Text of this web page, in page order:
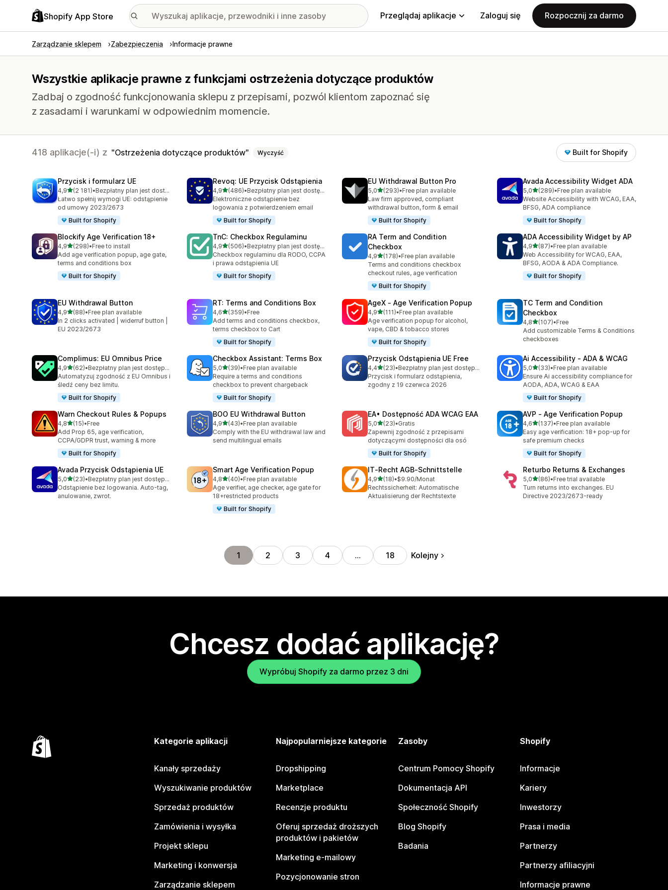
Shopify App Store Przeglądaj aplikacje Zaloguj się Rozpocznij za darmo
Zarządzanie sklepem Zabezpieczenia Informacje prawne
Wszystkie aplikacje prawne z funkcjami ostrzeżenia dotyczące produktów
Zadbaj o zgodność funkcjonowania sklepu z przepisami, pozwól klientom zapoznać się
z zasadami i warunkami w odpowiednim momencie.
418 aplikacje(-i) z Ostrzeżenia dotyczące produktów Wyczyść Built for Shopify
Przycisk i formularz UE
4,9na 5 gwiazdek
(2 181)
Łączna liczba recenzji: 2181
•
Bezpłatny plan jest dostępny
Łatwo spełnij wymogi UE: odstąpienie
od umowy 2023/2673
Built for Shopify
Revoq: UE Przycisk Odstąpienia
4,9na 5 gwiazdek
(486)
Łączna liczba recenzji: 486
•
Bezpłatny plan jest dostępny
Elektroniczne odstąpienie bez
logowania z potwierdzeniem email
Built for Shopify
EU Withdrawal Button Pro
5,0na 5 gwiazdek
(293)
Łączna liczba recenzji: 293
•Free plan available
Law firm approved, compliant
withdrawal button, form & email
Built for Shopify
Avada Accessibility Widget ADA
5,0na 5 gwiazdek
(289)
Łączna liczba recenzji: 289
•Free plan available
Website Accessibility with WCAG, EAA,
BFSG, ADA compliance
Built for Shopify
Blockify Age Verification 18+
4,9na 5 gwiazdek
(298)
Łączna liczba recenzji: 298
•Free to install
Add age verification popup, age gate,
terms and conditions box
Built for Shopify
TnC: Checkbox Regulaminu
4,9na 5 gwiazdek
(506)
Łączna liczba recenzji: 506
•
Bezpłatny plan jest dostępny
Checkbox regulaminu dla RODO, CCPA
i prawa odstąpienia UE
Built for Shopify
RA Term and Condition
Checkbox
4,9na 5 gwiazdek
(178)
Łączna liczba recenzji: 178
•Free plan available
Terms and conditions checkbox
checkout rules, age verification
Built for Shopify
ADA Accessibility Widget by AP
4,9na 5 gwiazdek
(87)
Łączna liczba recenzji: 87
•Free plan available
Web Accessibility for WCAG, EAA,
BFSG, AODA & ADA Compliance.
Built for Shopify
EU Withdrawal Button
4,9na 5 gwiazdek
(88)
Łączna liczba recenzji: 88
•Free plan available
In 2 clicks activated | widerruf button |
EU 2023/2673
RT: Terms and Conditions Box
4,6na 5 gwiazdek
(359)
Łączna liczba recenzji: 359
•Free
Add terms and conditions checkbox,
terms checkbox to Cart
Built for Shopify
AgeX ‑ Age Verification Popup
4,9na 5 gwiazdek
(111)
Łączna liczba recenzji: 111
•Free plan available
Age verification popup for alcohol,
vape, CBD & tobacco stores
Built for Shopify
TC Term and Condition
Checkbox
4,8na 5 gwiazdek
(107)
Łączna liczba recenzji: 107
•Free
Add customizable Terms & Conditions
checkboxes
Complimus: EU Omnibus Price
4,9na 5 gwiazdek
(62)
Łączna liczba recenzji: 62
•
Bezpłatny plan jest dostępny
Automatyzuj zgodność z EU Omnibus i
śledź ceny bez limitu.
Built for Shopify
Checkbox Assistant: Terms Box
5,0na 5 gwiazdek
(39)
Łączna liczba recenzji: 39
•Free plan available
Require a terms and conditions
checkbox to prevent chargeback
Built for Shopify
Przycisk Odstąpienia UE Free
4,4na 5 gwiazdek
(23)
Łączna liczba recenzji: 23
•
Bezpłatny plan jest dostępny
Przycisk i formularz odstąpienia,
zgodny z 19 czerwca 2026
Ai Accessibility ‑ ADA & WCAG
5,0na 5 gwiazdek
(33)
Łączna liczba recenzji: 33
•Free plan available
Ensure Ai accessibility compliance for
AODA, ADA, WCAG & EAA
Built for Shopify
Warn Checkout Rules & Popups
4,8na 5 gwiazdek
(15)
Łączna liczba recenzji: 15
•Free
Add Prop 65, age verification,
CCPA/GDPR trust, warning & more
Built for Shopify
BOO EU Withdrawal Button
4,9na 5 gwiazdek
(43)
Łączna liczba recenzji: 43
•Free plan available
Comply with the EU withdrawal law and
send multilingual emails
EA• Dostępność ADA WCAG EAA
5,0na 5 gwiazdek
(23)
Łączna liczba recenzji: 23
•Gratis
Zapewnij zgodność z przepisami
dotyczącymi dostępności dla osó
Built for Shopify
AVP ‑ Age Verification Popup
4,6na 5 gwiazdek
(137)
Łączna liczba recenzji: 137
•Free plan available
Easy age verification: 18+ pop-up for
safe premium checks
Built for Shopify
Avada Przycisk Odstąpienia UE
5,0na 5 gwiazdek
(23)
Łączna liczba recenzji: 23
•
Bezpłatny plan jest dostępny
Odstąpienie bez logowania. Auto-tag,
anulowanie, zwrot.
Smart Age Verification Popup
4,8na 5 gwiazdek
(40)
Łączna liczba recenzji: 40
•Free plan available
Age verifier, age checker, age gate for
18+restricted products
Built for Shopify
IT‑Recht AGB‑Schnittstelle
4,9na 5 gwiazdek
(18)
Łączna liczba recenzji: 18
•$9.90/Monat
Rechtssicherheit: Automatische
Aktualisierung der Rechtstexte
Returbo Returns & Exchanges
5,0na 5 gwiazdek
(86)
Łączna liczba recenzji: 86
•Free trial available
Turn returns into exchanges. EU
Directive 2023/2673-ready
1 2 3 4 … 18 Kolejny
Chcesz dodać aplikację?
Wypróbuj Shopify za darmo przez 3 dni
Kategorie aplikacji
Kanały sprzedaży
Wyszukiwanie produktów
Sprzedaż produktów
Zamówienia i wysyłka
Projekt sklepu
Marketing i konwersja
Zarządzanie sklepem
Najpopularniejsze kategorie
Dropshipping
Marketplace
Recenzje produktu
Oferuj sprzedaż droższych
produktów i pakietów
Marketing e-mailowy
Pozycjonowanie stron
Zasoby
Centrum Pomocy Shopify
Dokumentacja API
Społeczność Shopify
Blog Shopify
Badania
Shopify
Informacje
Kariery
Inwestorzy
Prasa i media
Partnerzy
Partnerzy afiliacyjni
Informacje prawne